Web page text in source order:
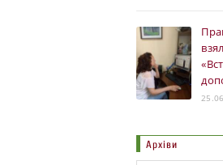
Архіви